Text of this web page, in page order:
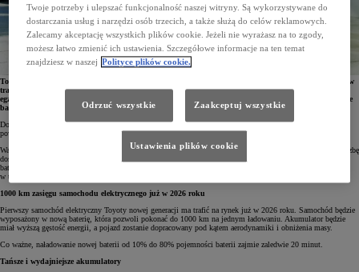
Toyota ogłosiła najnowsze plany związane z produkcją samochodów elektrycznych oraz akumulatorów
trakcyjnych do tych aut. Do 2030 roku produkcja samochodów elektrycznych ma wynieść 3,5 mln
egzemplarzy. Na rynek będą wprowadzane nowe, globalne modele wyposażone w tańsze i wydajniejsze
baterie litowo-żelazowo-fosforanowe oraz bipolarne baterie litowo-jonowe z zasięgiem 1100 km.
Do 2030 roku Toyota zamierza wyprodukować 3,5 mln aut elektrycznych, z czego aż 1,7 mln samochodów
powstanie w BEV Factory, rewolucyjnej fabryce, stosującej innowacyjne procesy produkcyjne.
Ważną rolę w zwiększaniu dostępności elektryków mają odegrać baterie nowej generacji. Toyota rozszerzy liczbę
dostępnych technologii, by klienci mogli wybrać auto dostosowane do swoich potrzeb i możliwości. Gama
baterii będzie obejmować zarówno akumulatory trakcyjne do aut popularnych, jak i wysokowydajne baterie,
w tym baterie ze stałym elektrolitem.
1000 km zasięgu samochodu elektrycznego już w 2026 roku
Pierwszy samochód elektryczny Toyoty nowej generacji ma trafić na rynek już w 2026 roku. Samochód będzie
wyposażony w nową baterię, która pozwoli pokonać do 1000 km na jednym ładowaniu. Akumulator będzie
miał wyższą gęstość energii, a pojazd zostanie dopracowany pod kątem aerodynamiki i obniżenia masy.
Co ważne, naładowanie nowej baterii od 10% do 80% pojemności baterii zajmie zaledwie 20 minut.
Tańsze i wydajniejsze akumulatory
Twoje potrzeby i ulepszać funkcjonalność naszej witryny. Są wykorzystywane do
dostarczania usług i narzędzi osób trzecich, a także służą do celów reklamowych.
Zalecamy akceptację wszystkich plików cookie. Jeżeli nie wyrażasz na to zgody,
możesz łatwo zmienić ich ustawienia. Szczegółowe informacje na ten temat
znajdziesz w naszej Polityce plików cookie.
Odrzuć wszystkie Zaakceptuj wszystkie
Ustawienia plików cookie